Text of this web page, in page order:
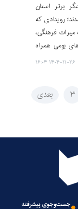
برتر استان
رویدادی که
میراث فرهنگی،
بومی همراه
۱۴۰۴-۱۱-۲۶ ۱۶:۰۴
۳ بعدی
جست‌وجوی پیشرفته